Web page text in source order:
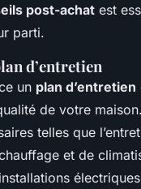
post-achat est
parti.
d’entretien
un plan d’entretien
de votre
telles que
et de